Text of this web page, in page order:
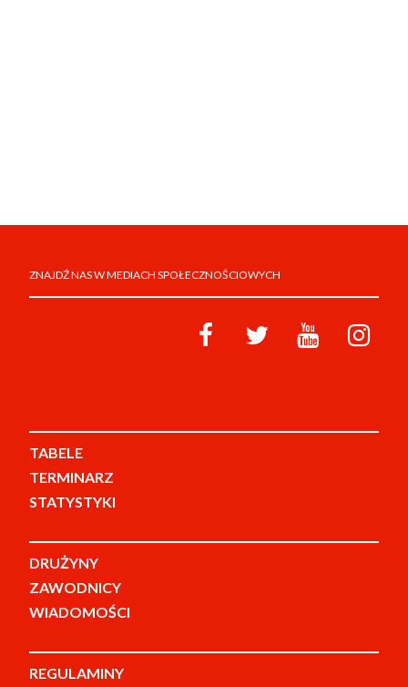
ZNAJDŹ NAS W MEDIACH SPOŁECZNOŚCIOWYCH
TABELE
TERMINARZ
STATYSTYKI
DRUŻYNY
ZAWODNICY
WIADOMOŚCI
REGULAMINY